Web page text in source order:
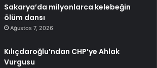
Sakarya’da milyonlarca kelebeğin
ölüm dansı
Ağustos 7, 2026
Kılıçdaroğlu’ndan CHP’ye Ahlak
Vurgusu